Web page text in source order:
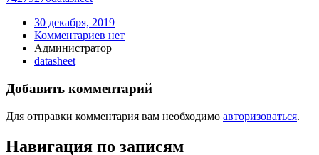
30 декабря, 2019
Комментариев нет
Администратор
datasheet
Добавить комментарий
Для отправки комментария вам необходимо авторизоваться.
Навигация по записям